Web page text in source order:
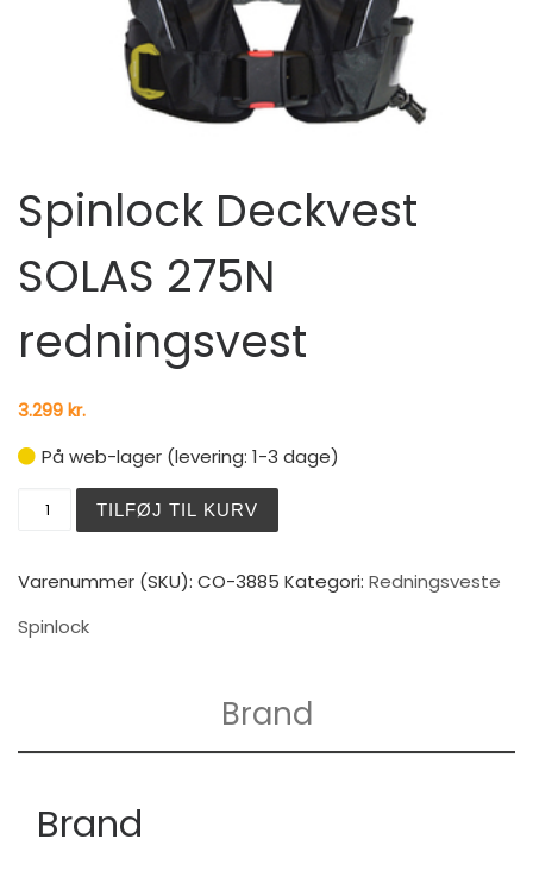
Spinlock Deckvest
SOLAS 275N
redningsvest
3.299kr.
På web-lager (levering: 1-3 dage)
TILFØJ TIL KURV
Varenummer (SKU): CO-3885 Kategori: Redningsveste
Spinlock
Brand
Brand